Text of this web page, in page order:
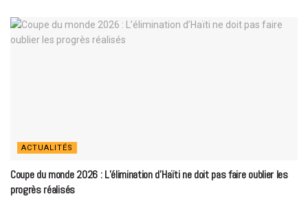
ACTUALITÉS
Coupe du monde 2026 : L’élimination d’Haïti ne doit pas faire oublier les
progrès réalisés